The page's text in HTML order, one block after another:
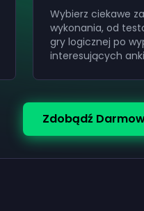
Wybierz ciekawe
wykonania, od
gry logicznej po
interesujących
Zdobądź